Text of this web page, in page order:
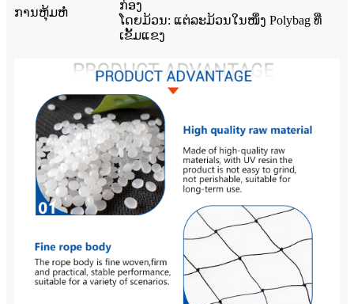
ການຫຸ້ມຫໍ່
ກ່ອງ
ໂດຍມ້ວນ: ແຕ່ລະມ້ວນໃນໜຶ່ງ Polybag ທີ່
ເຂັ້ມແຂງ